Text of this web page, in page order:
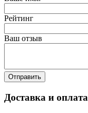
Рейтинг
Ваш отзыв
Отправить
Доставка и оплата